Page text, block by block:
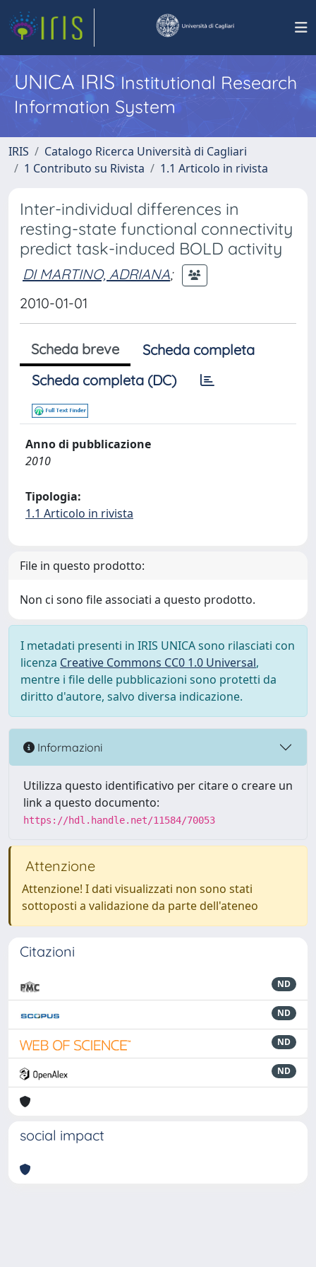
UNICA IRISInstitutional Research
Information System
IRIS
Catalogo Ricerca Università di Cagliari
1 Contributo su Rivista
1.1 Articolo in rivista
Inter-individual differences in
resting-state functional connectivity
predict task-induced BOLD activity
DI MARTINO, ADRIANA;
2010-01-01
Scheda breve
Scheda completa
Scheda completa (DC)
Anno di pubblicazione
2010
Tipologia:
1.1 Articolo in rivista
File in questo prodotto:
Non ci sono file associati a questo prodotto.
I metadati presenti in IRIS UNICA sono rilasciati con
licenza Creative Commons CC0 1.0 Universal,
mentre i file delle pubblicazioni sono protetti da
diritto d'autore, salvo diversa indicazione.
Informazioni
Utilizza questo identificativo per citare o creare un
link a questo documento:
https://hdl.handle.net/11584/70053
Attenzione
Attenzione! I dati visualizzati non sono stati
sottoposti a validazione da parte dell'ateneo
Citazioni
ND
ND
ND
ND
social impact